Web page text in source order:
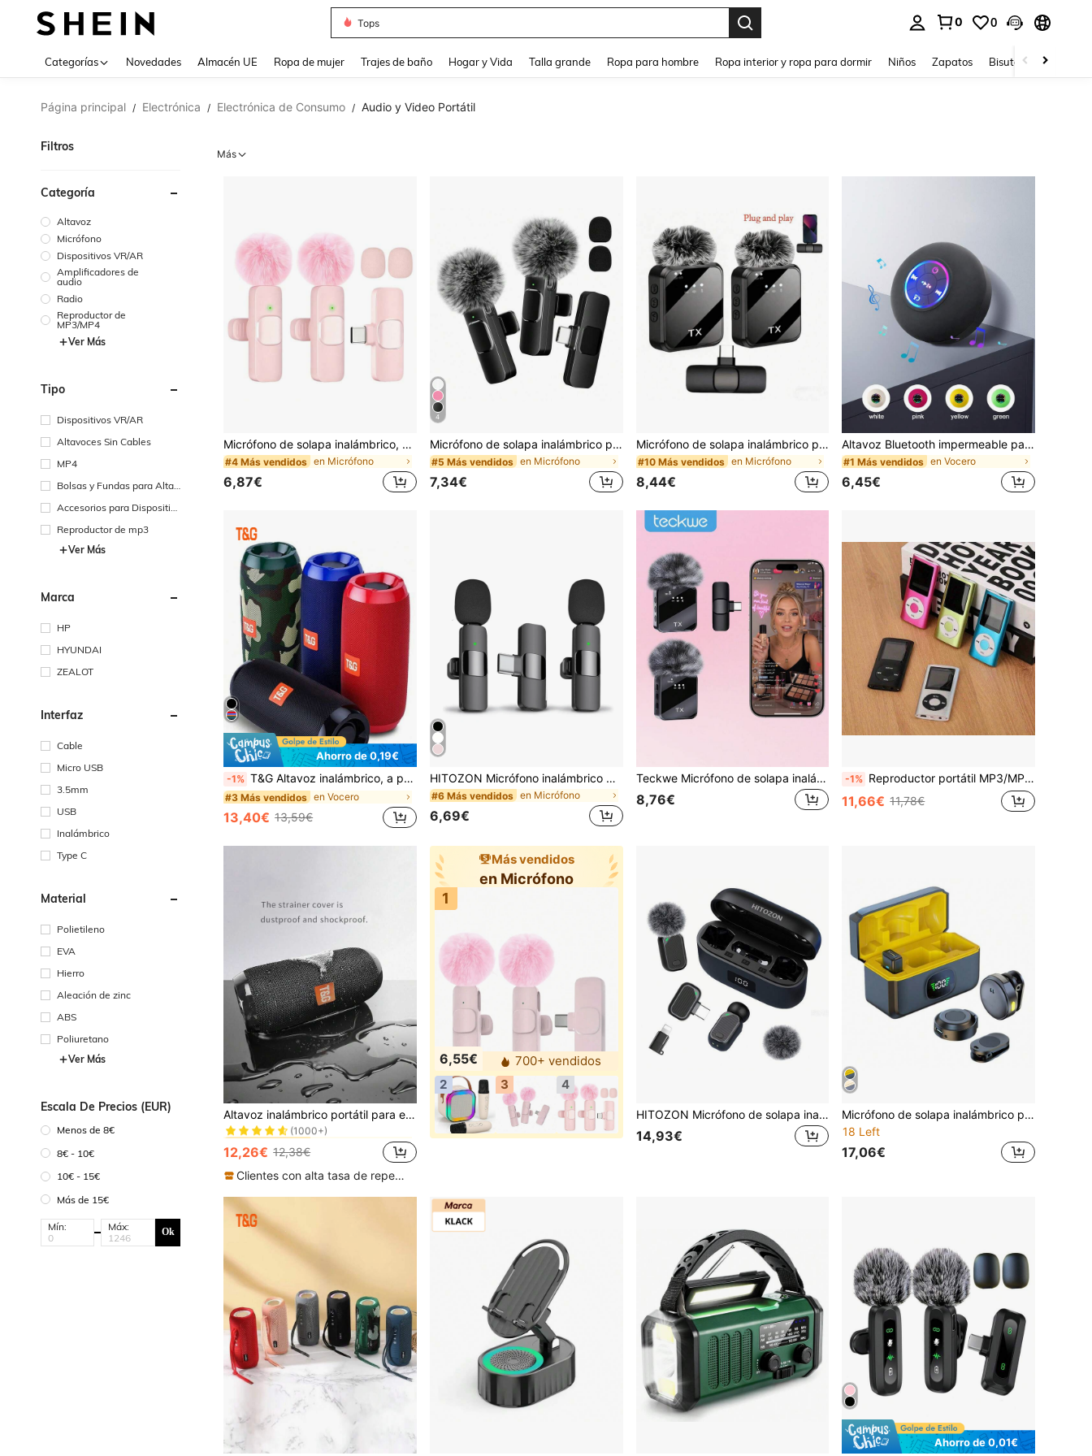
Tops
0 0
Categorías Novedades Almacén UE Ropa de mujer Trajes de baño Hogar y Vida Talla grande Ropa para hombre Ropa interior y ropa para dormir Niños Zapatos Bisutería Y
Página principal / Electrónica / Electrónica de Consumo / Audio y Video Portátil
Filtros
Categoría
Altavoz
Micrófono
Dispositivos VR/AR
Amplificadores de
audio
Radio
Reproductor de
MP3/MP4
Ver Más
Tipo
Dispositivos VR/AR
Altavoces Sin Cables
MP4
Bolsas y Fundas para Altav
Accesorios para Dispositiv
Reproductor de mp3
Ver Más
Marca
HP
HYUNDAI
ZEALOT
Interfaz
Cable
Micro USB
3.5mm
USB
Inalámbrico
Type C
Material
Polietileno
EVA
Hierro
Aleación de zinc
ABS
Poliuretano
Ver Más
Escala De Precios (EUR)
Menos de 8€
8€ - 10€
10€ - 15€
Más de 15€
Mín: Máx: Ok
Más
Micrófono de solapa inalámbrico, plug and play, micrófono de solapa con cancelación de ruido para iPhone/Android, ideal para vlog, transmisión en vivo, entrevista
#4 Más vendidos en Micrófono
6,87€
4
Micrófono de solapa inalámbrico para smartphone, micrófono inalámbrico plug-and-play para grabación de video/audio, micrófono de solapa con clip para entrevista/vlog/enseñanza, reducción de ruido
#5 Más vendidos en Micrófono
7,34€
Micrófono de solapa inalámbrico profesional, micrófono inalámbrico plug and play, reducción de ruido inteligente profesional, condensador omnidireccional, protector contra el viento, interfaz USB (múltiples puertos opcionales), batería de litio recargable de 230mAh, conexión 2.4G/3G/4G/5G, adecuado para transmisión en vivo, entrevista, grabación de canciones, podcast de video, entrevista y blog de video. Adecuado para Vlog
#10 Más vendidos en Micrófono
8,44€
Altavoz Bluetooth impermeable para baño con iluminación LED y ventosa grande, altavoz Bluetooth portátil impermeable
#1 Más vendidos en Vocero
6,45€
Ahorro de 0,19€
-1% T&G Altavoz inalámbrico, a prueba de agua y resistente a golpes, para uso al aire libre, con sonido potente, compatible con tarjeta TF, radio FM y multifuncional.
#3 Más vendidos en Vocero
13,40€ 13,59€
HITOZON Micrófono inalámbrico profesional tipo lavalier, compatible con smartphones iOS/Android, micrófono de condensador inalámbrico omnidireccional para grabación de video/audio/vlogs, adecuado para enseñanza, entrevistas, transmisión en vivo
#6 Más vendidos en Micrófono
6,69€
Teckwe Micrófono de solapa inalámbrico 2 transmisores 1 receptor, micrófono de solapa USB-C Plug & Play con reducción de ruido para teléfono Android, vlog, transmisión en vivo y grabación de video
8,76€
-1% Reproductor portátil MP3/MP4 de 4ª generación, compatible con reproducción de audio y video, puede visualizar imágenes y libros electrónicos, equipado con auriculares y cable de datos, batería integrada de 150mAh, Body compacto, conveniente para deportes al aire libre y viajes
11,66€ 11,78€
Altavoz inalámbrico portátil para exteriores TG117, compatible con tarjeta TF, radio FM y entrada AUX, negro 1200mAh
#4 Más vendidos en Vocero
(1000+)
#4 Más vendidos en Vocero
(1000+)
#4 Más vendidos en Vocero
(1000+)
#4 Más vendidos
(1000+)
12,26€ 12,38€
Clientes con alta tasa de repetición
Más vendidos
en Micrófono
1
6,55€
700+ vendidos
2
3 4
HITOZON Micrófono de solapa inalámbrico compatible con dispositivos y Android, cancelación de ruido inteligente, viene con estuche de carga para una duración de batería de 24 horas, adecuado para grabación de video y filmación de bloggers
14,93€
Micrófono de solapa inalámbrico para smartphone – Plug & Play con estuche de carga, micrófono de solapa con cancelación de ruido y clip magnético, ideal para entrevistas, vlogs, enseñanza y transmisiones en vivo
18 Left
17,06€
Ahorro de 0,01€